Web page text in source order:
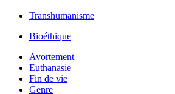
Transhumanisme
Bioéthique
Avortement
Euthanasie
Fin de vie
Genre